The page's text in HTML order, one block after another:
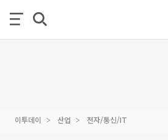
이투데이 산업 전자/통신/IT